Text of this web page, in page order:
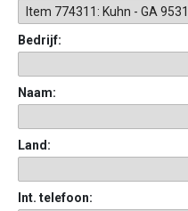
Bedrijf:
Naam:
Land:
Int. telefoon: